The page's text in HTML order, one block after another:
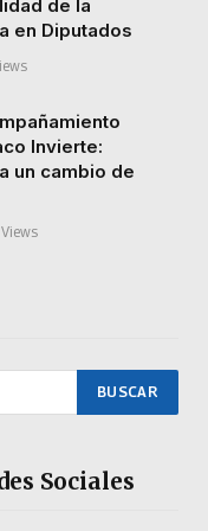
de la
en Diputados
Invierte:
un cambio de
Views
Sociales